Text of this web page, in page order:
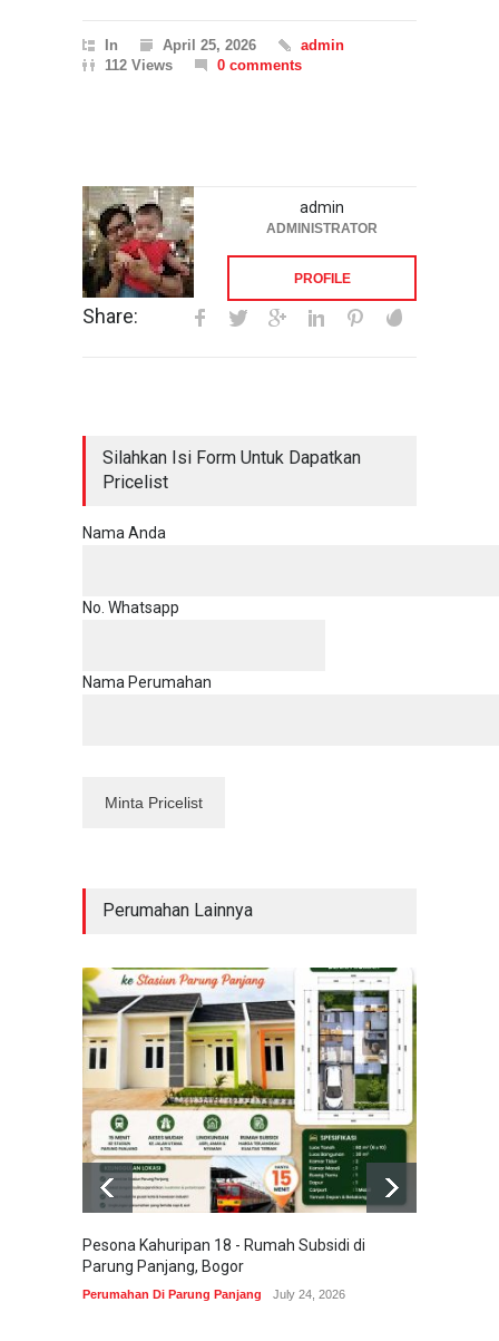
In April 25, 2026
admin
112 Views
0 comments
admin
ADMINISTRATOR
PROFILE
Share:
Silahkan Isi Form Untuk Dapatkan
Pricelist
Nama Anda
No. Whatsapp
Nama Perumahan
Perumahan Lainnya
Pesona Kahuripan 18 - Rumah Subsidi di
Parung Panjang, Bogor
Perumahan Di Parung Panjang July 24, 2026